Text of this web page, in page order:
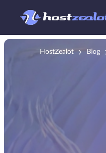
HostZealot Blog